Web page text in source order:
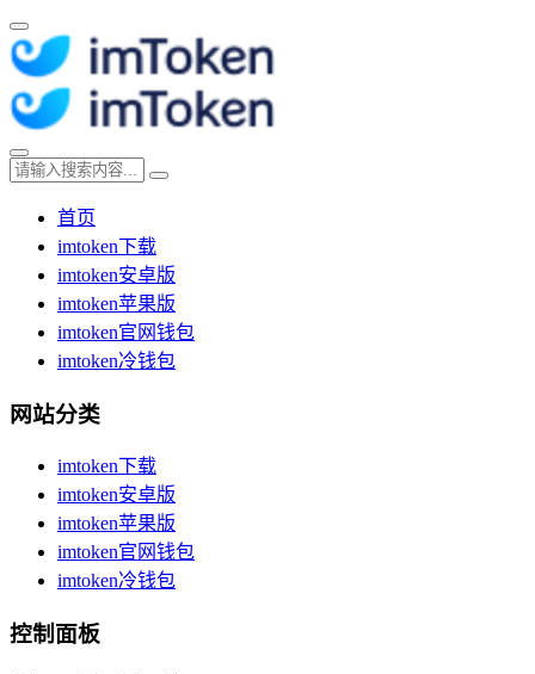
首页
imtoken下载
imtoken安卓版
imtoken苹果版
imtoken官网钱包
imtoken冷钱包
网站分类
imtoken下载
imtoken安卓版
imtoken苹果版
imtoken官网钱包
imtoken冷钱包
控制面板